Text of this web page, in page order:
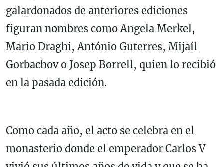
galardonados de anteriores ediciones
figuran nombres como Angela Merkel,
Mario Draghi, António Guterres, Mijaíl
Gorbachov o Josep Borrell, quien lo recibió
en la pasada edición.
Como cada año, el acto se celebra en el
monasterio donde el emperador Carlos V